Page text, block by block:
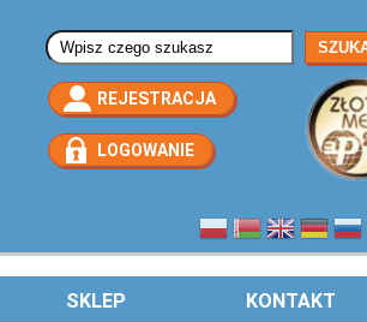
Formularz wyszukiwania
REJESTRACJA
LOGOWANIE
SKLEP KONTAKT